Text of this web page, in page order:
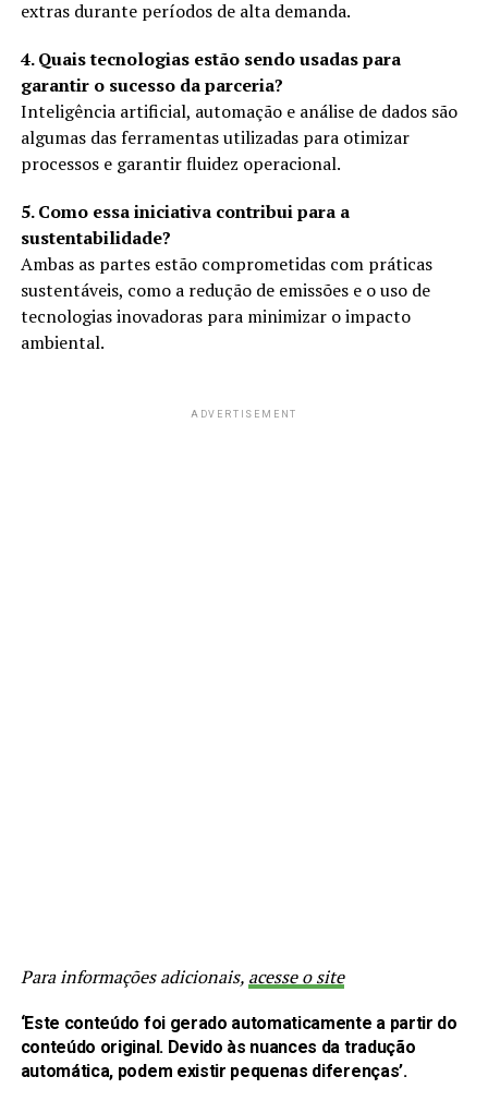
extras durante períodos de alta demanda.
4. Quais tecnologias estão sendo usadas para
garantir o sucesso da parceria?
Inteligência artificial, automação e análise de dados são
algumas das ferramentas utilizadas para otimizar
processos e garantir fluidez operacional.
5. Como essa iniciativa contribui para a
sustentabilidade?
Ambas as partes estão comprometidas com práticas
sustentáveis, como a redução de emissões e o uso de
tecnologias inovadoras para minimizar o impacto
ambiental.
ADVERTISEMENT
Para informações adicionais, acesse o site
‘Este conteúdo foi gerado automaticamente a partir do
conteúdo original. Devido às nuances da tradução
automática, podem existir pequenas diferenças’.